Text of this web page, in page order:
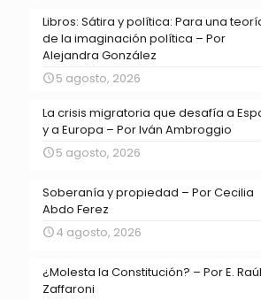
Libros: Sátira y política: Para una
de la imaginación política – Por
Alejandra González
5 agosto, 2026
La crisis migratoria que desafía a
y a Europa – Por Iván Ambroggio
5 agosto, 2026
Soberanía y propiedad – Por Cecilia
Abdo Ferez
4 agosto, 2026
¿Molesta la Constitución? – Por E. Raúl
Zaffaroni